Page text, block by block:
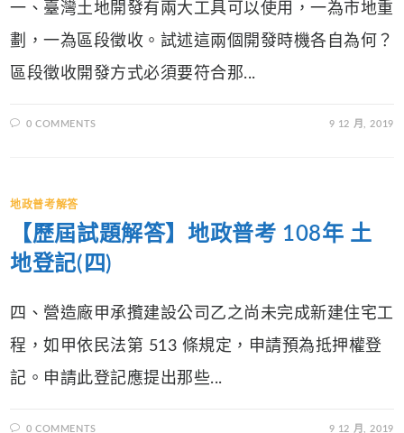
一、臺灣土地開發有兩大工具可以使用，一為市地重
劃，一為區段徵收。試述這兩個開發時機各自為何？
區段徵收開發方式必須要符合那...
0 COMMENTS 9 12 月, 2019
地政普考解答
【歷屆試題解答】地政普考 108年 土
地登記(四)
四、營造廠甲承攬建設公司乙之尚未完成新建住宅工
程，如甲依民法第 513 條規定，申請預為抵押權登
記。申請此登記應提出那些...
0 COMMENTS 9 12 月, 2019